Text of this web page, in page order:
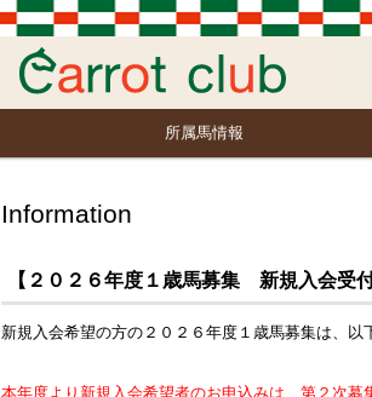
所属馬情報
Information
【２０２６年度１歳馬募集 新規入会受
新規入会希望の方の２０２６年度１歳馬募集は、以
本年度より新規入会希望者のお申込みは、第２次募